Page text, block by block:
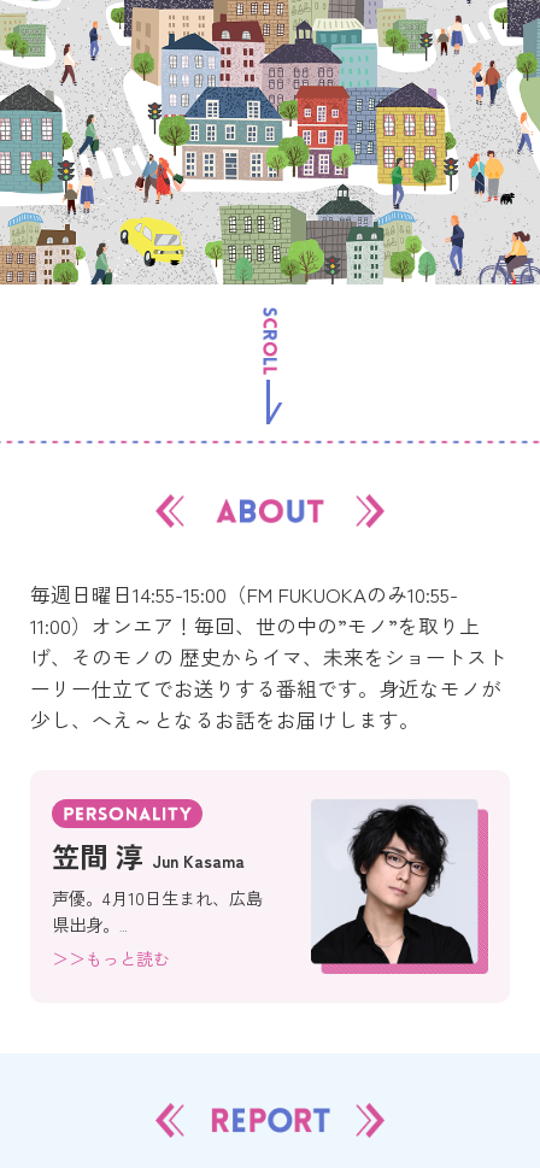
毎週日曜日14:55-15:00（FM FUKUOKAのみ10:55-
11:00）オンエア！毎回、世の中の”モノ”を取り上
げ、そのモノの 歴史からイマ、未来をショートスト
ーリー仕立てでお送りする番組です。身近なモノが
少し、へえ～となるお話をお届けします。
笠間 淳
声優。4月10日生まれ、広島
県出身。
主な出演作品は、ナレーシ
ズ」(クジョウ・キョウヤ)、
アニメ「お前はまだグンマ
＞＞もっと読む